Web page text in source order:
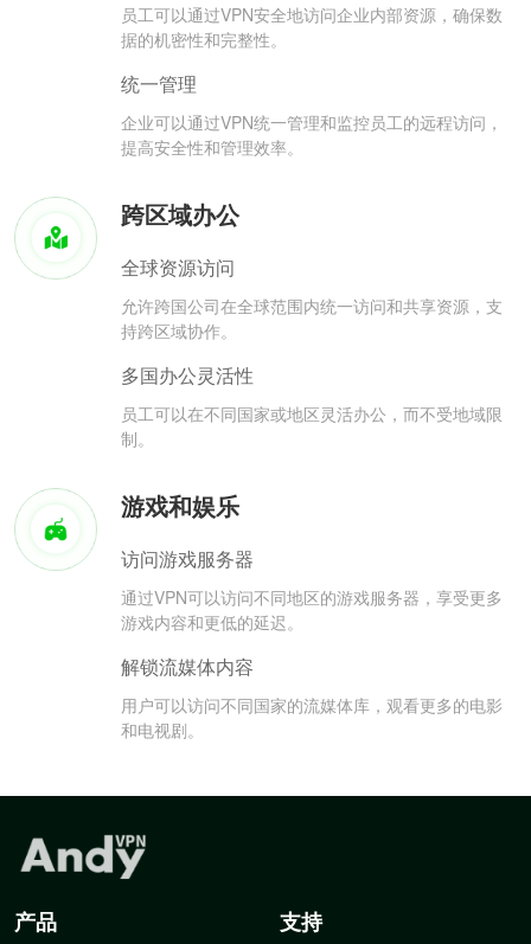
员工可以通过VPN安全地访问企业内部资源，确保数
据的机密性和完整性。
统一管理
企业可以通过VPN统一管理和监控员工的远程访问，
提高安全性和管理效率。
跨区域办公
全球资源访问
允许跨国公司在全球范围内统一访问和共享资源，支
持跨区域协作。
多国办公灵活性
员工可以在不同国家或地区灵活办公，而不受地域限
制。
游戏和娱乐
访问游戏服务器
通过VPN可以访问不同地区的游戏服务器，享受更多
游戏内容和更低的延迟。
解锁流媒体内容
用户可以访问不同国家的流媒体库，观看更多的电影
和电视剧。
产品 支持